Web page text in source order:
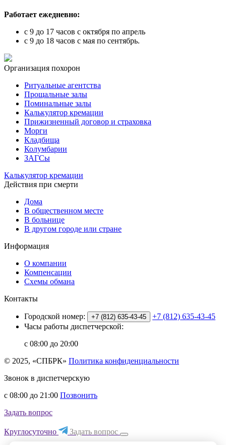
Работает ежедневно:
с 9 до 17 часов с октября по апрель
с 9 до 18 часов с мая по сентябрь.
Организация похорон
Ритуальные агентства
Прощальные залы
Поминальные залы
Калькулятор кремации
Прижизненный договор и страховка
Морги
Кладбища
Колумбарии
ЗАГСы
Калькулятор кремации
Действия при смерти
Дома
В общественном месте
В больнице
В другом городе или стране
Информация
О компании
Компенсации
Схемы обмана
Контакты
Городской номер: +7 (812) 635-43-45
+7 (812) 635-43-45
Часы работы диспетчерской:
с 08:00 до 20:00
© 2025, «СПБРК» Политика конфиденциальности
Звонок в диспетчерскую
с 08:00 до 21:00 Позвонить
Задать вопрос
Круглосуточно Задать вопрос